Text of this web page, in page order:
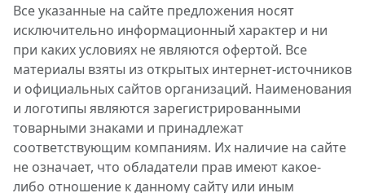
Все указанные на сайте предложения носят
исключительно информационный характер и ни
при каких условиях не являются офертой. Все
материалы взяты из открытых интернет-источников
и официальных сайтов организаций. Наименования
и логотипы являются зарегистрированными
товарными знаками и принадлежат
соответствующим компаниям. Их наличие на сайте
не означает, что обладатели прав имеют какое-
либо отношение к данному сайту или иным